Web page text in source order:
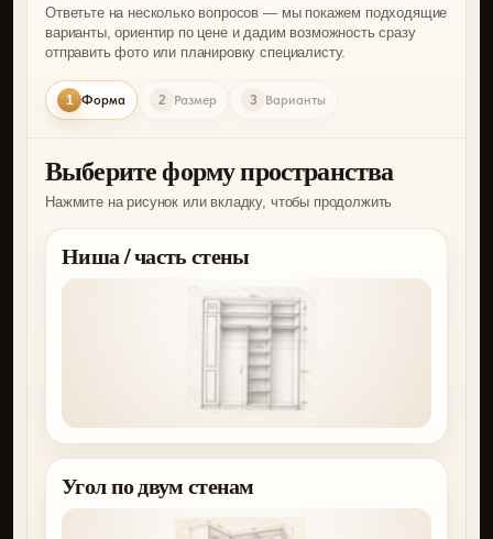
Ответьте на несколько вопросов — мы покажем подходящие
варианты, ориентир по цене и дадим возможность сразу
отправить фото или планировку специалисту.
1 Форма 2 Размер 3 Варианты
Выберите форму пространства
Нажмите на рисунок или вкладку, чтобы продолжить
Ниша / часть стены
Угол по двум стенам